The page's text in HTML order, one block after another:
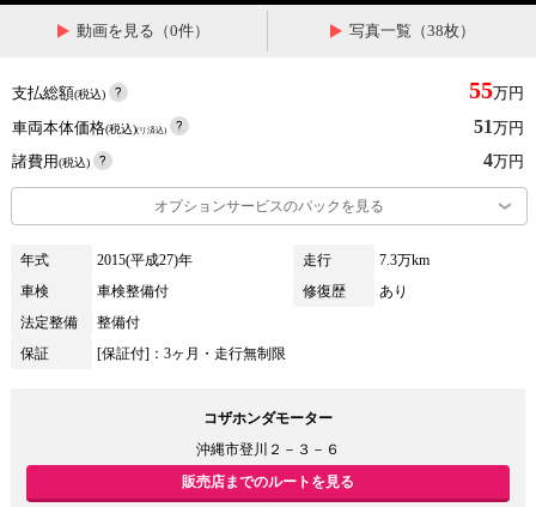
動画を見る（0件） 写真一覧（38枚）
支払総額(税込) 55万円
車両本体価格(税込)(リ済込) 51万円
諸費用(税込) 4万円
オプションサービスのパックを見る
年式 2015(平成27)年 走行
7.3万km
車検
車検整備付 修復歴
あり
法定整備
整備付
保証
[保証付]：3ヶ月・走行無制限
コザホンダモーター
沖縄市登川２－３－６
販売店までのルートを見る